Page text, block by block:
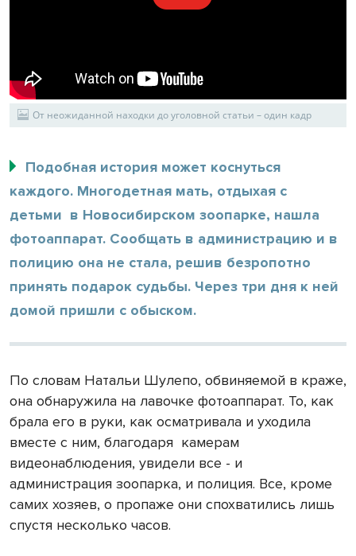
От неожиданной находки до уголовной статьи – один кадр
Подобная история может коснуться
каждого. Многодетная мать, отдыхая с
детьми в Новосибирском зоопарке, нашла
фотоаппарат. Сообщать в администрацию и в
полицию она не стала, решив безропотно
принять подарок судьбы. Через три дня к ней
домой пришли с обыском.
По словам Натальи Шулепо, обвиняемой в краже,
она обнаружила на лавочке фотоаппарат. То, как
брала его в руки, как осматривала и уходила
вместе с ним, благодаря камерам
видеонаблюдения, увидели все - и
администрация зоопарка, и полиция. Все, кроме
самих хозяев, о пропаже они спохватились лишь
спустя несколько часов.